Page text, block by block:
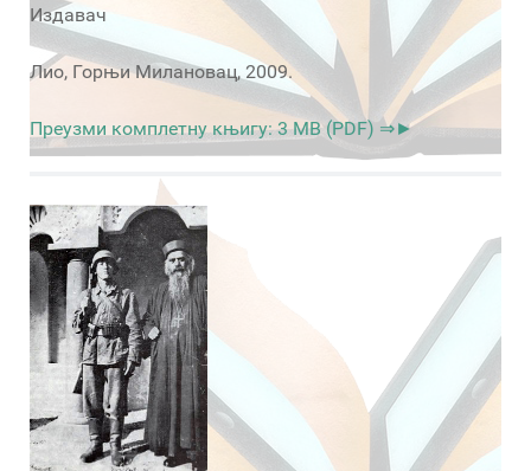
Издавач
Лио, Горњи Милановац, 2009.
Преузми комплетну књигу: 3 MB (PDF) ⇒►